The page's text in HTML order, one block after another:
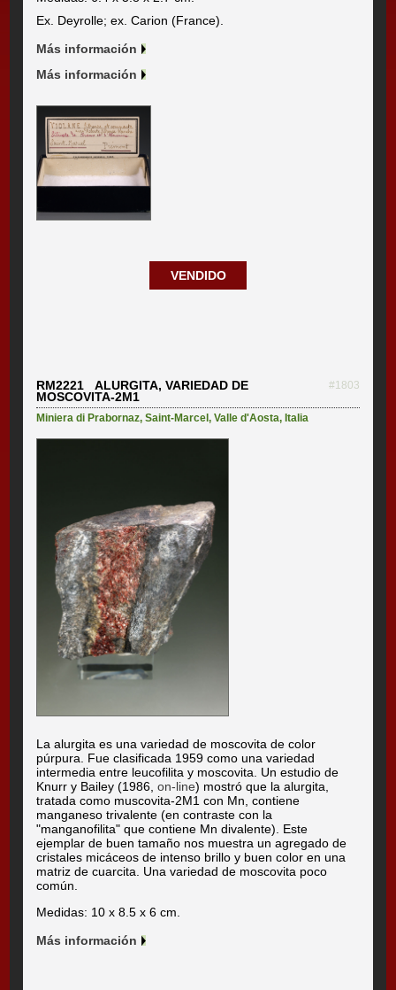
Ex. Deyrolle; ex. Carion (France).
Más información
Más información
VENDIDO
RM2221 ALURGITA, VARIEDAD DE
MOSCOVITA-2M1
#1803
Miniera di Prabornaz,Saint-Marcel,Valle d'Aosta, Italia
La alurgita es una variedad de moscovita de color
púrpura. Fue clasificada 1959 como una variedad
intermedia entre leucofilita y moscovita. Un estudio de
Knurr y Bailey (1986,on-line) mostró que la alurgita,
tratada como muscovita-2M1 con Mn, contiene
manganeso trivalente (en contraste con la
"manganofilita" que contiene Mn divalente). Este
ejemplar de buen tamaño nos muestra un agregado de
cristales micáceos de intenso brillo y buen color en una
matriz de cuarcita. Una variedad de moscovita poco
común.
Medidas: 10 x 8.5 x 6 cm.
Más información